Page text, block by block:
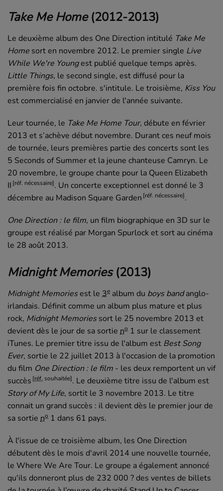
Take Me Home(2012-2013)
Le deuxième album des One Direction intitulé Take Me
Home sort en novembre 2012. Le premier single Live
While We're Youngest publié quelque temps après.
Little Things, le second single, est diffusé pour la
première fois fin octobre. s'intitule. Le troisième, Kiss You
est commercialisé en janvier de l'année suivante.
Leur tournée, le Take Me Home Tour, débute en février
2013 et s’achève début novembre. Durant ces neuf mois
de tournée, leurs premières partie des concerts sont les
5 Seconds of Summer et la jeune chanteuse Camryn. Le
20 novembre, le groupe chante pour la Queen Elizabeth
II [réf. nécessaire]. Un concerte exceptionnel est donné le 3
décembre au Madison Square Garden [réf. nécessaire].
One Direction : le film, un film biographique en 3D sur le
groupe est réalisé par Morgan Spurlock et sort au cinéma
le 28 août 2013.
Midnight Memories(2013)
Midnight Memoriesest le 3e album du boys bandanglo-
irlandais. Définit comme un album plus mature et plus
rock, Midnight Memoriessort le 25 novembre 2013 et
devient dès le jour de sa sortie no 1 sur le classement
iTunes. Le premier titre issu de l'album est Best Song
Ever, sortie le 22 juillet 2013 à l'occasion de la promotion
du film One Direction : le film - les deux remportent un vif
succès [réf. souhaitée]. Le deuxième titre issu de l'album est
Story of My Life, sortit le 3 novembre 2013. Le titre
connait un grand succès : il devient dès le premier jour de
sa sortie no 1 dans 61 pays.
À l'issue de ce troisième album, les One Direction
débutent dès le mois d'avril 2014 une nouvelle tournée,
le Where We Are Tour. Le groupe a également annoncé
qu'ils donneront plus de 232 000 ? des ventes de billets